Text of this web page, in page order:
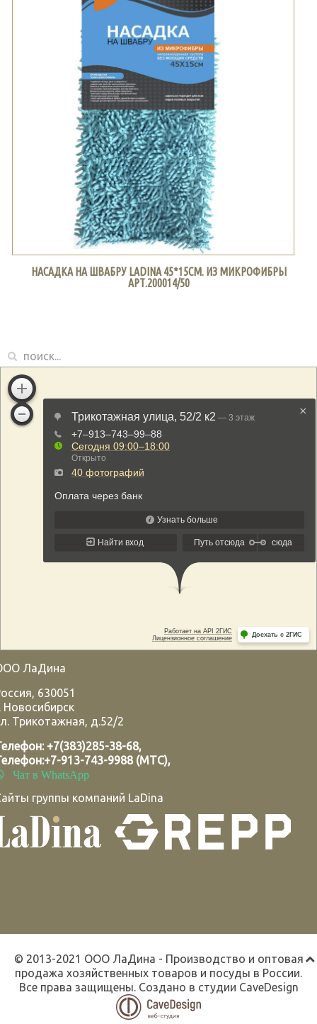
НАСАДКА НА ШВАБРУ LADINA 45*15СМ. ИЗ МИКРОФИБРЫ
АРТ.200014/50
ЛаДина
, 630051
Новосибирск
Трикотажная, д.52/2
+7(383)285-38-68,
+7-913-743-9988 (МТС),
Чат в WhatsApp
группы компаний LaDina
© 2013-2021 ООО ЛаДина - Производство и оптовая
продажа хозяйственных товаров и посуды в России.
Все права защищены. Создано в студии CaveDesign